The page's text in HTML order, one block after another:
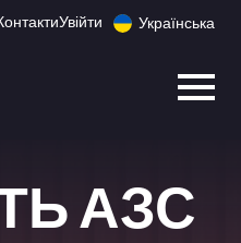
Увійти Українська
АЗС